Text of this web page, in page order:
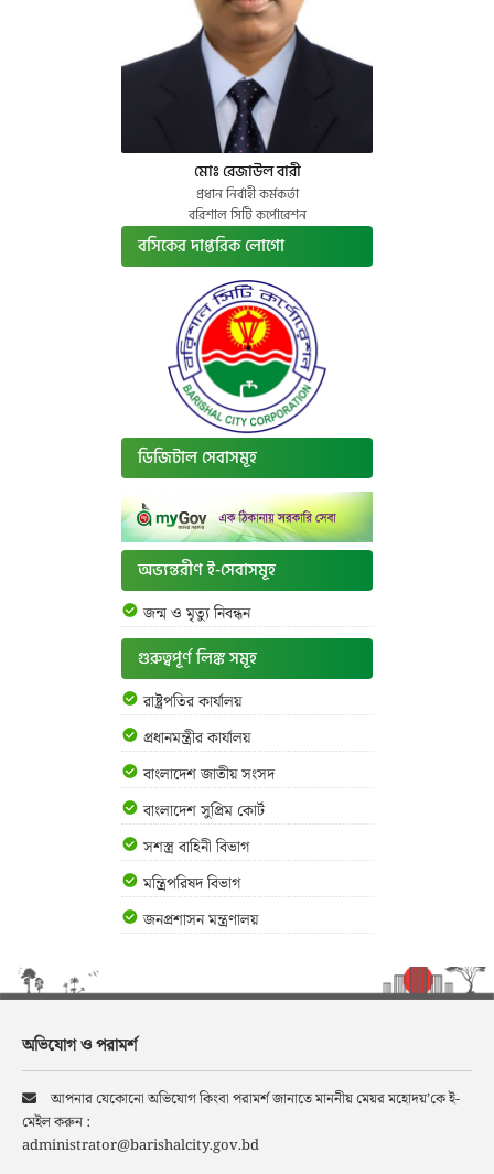
মোঃ রেজাউল বারী
প্রধান নির্বাহী কর্মকর্তা
বরিশাল সিটি কর্পোরেশন
বসিকের দাপ্তরিক লোগো
ডিজিটাল সেবাসমূহ
অভ্যন্তরীণ ই-সেবাসমূহ
জন্ম ও মৃত্যু নিবন্ধন
গুরুত্বপূর্ণ লিঙ্ক সমূহ
রাষ্ট্রপতির কার্যালয়
প্রধানমন্ত্রীর কার্যালয়
বাংলাদেশ জাতীয় সংসদ
বাংলাদেশ সুপ্রিম কোর্ট
সশস্ত্র বাহিনী বিভাগ
মন্ত্রিপরিষদ বিভাগ
জনপ্রশাসন মন্ত্রণালয়
অভিযোগ ও পরামর্শ
আপনার যেকোনো অভিযোগ কিংবা পরামর্শ জানাতে মাননীয় মেয়র মহোদয়’কে ই-
মেইল করুন :
administrator@barishalcity.gov.bd